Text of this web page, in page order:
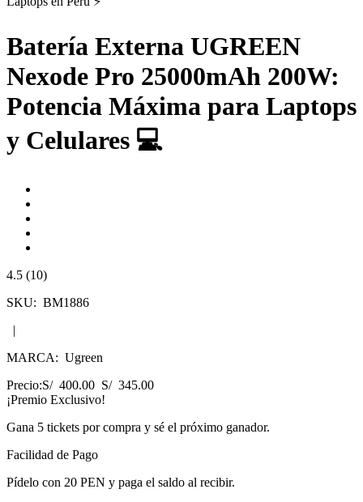
Batería Externa UGREEN
Nexode Pro 25000mAh 200W:
Potencia Máxima para Laptops
y Celulares 💻
4.5 (10)
SKU: BM1886
|
MARCA: Ugreen
Precio:S/ 400.00 S/ 345.00
¡Premio Exclusivo!
Gana 5 tickets por compra y sé el próximo ganador.
Facilidad de Pago
Pídelo con 20 PEN y paga el saldo al recibir.